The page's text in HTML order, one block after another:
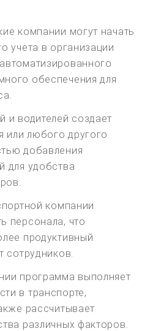
компании могут начать
учета в организации
обеспечения для
и водителей создает
или любого другого
добавления
для удобства
компании
персонала, что
продуктивный
сотрудников.
программа выполняет
в транспорте,
рассчитывает
различных факторов.